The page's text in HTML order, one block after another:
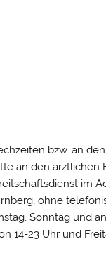
bzw. an
an den ärztlichen
im
ohne
Sonntag und
14-23 Uhr und